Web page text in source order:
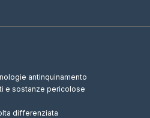
antinquinamento
e sostanze pericolose
differenziata